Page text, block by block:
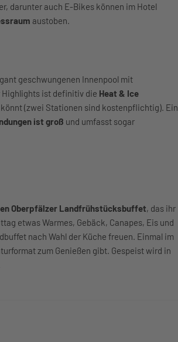
darunter auch E-Bikes können im Hotel
austoben.
geschwungenen Innenpool mit
Highlights ist definitiv die Heat & Ice
(zwei Stationen sind kostenpflichtig). Ein
ist groß und umfasst sogar
Oberpfälzer Landfrühstücksbuffet, das ihr
etwas Warmes, Gebäck, Canapes, Eis und
nach Wahl der Küche freuen. Einmal im
zum Genießen gibt. Gespeist wird in